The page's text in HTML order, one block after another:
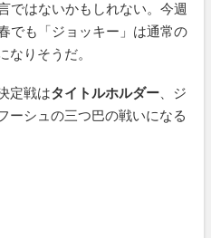
ではないかもしれない。今週
でも「ジョッキー」は通常の
なりそうだ。
定戦はタイトルホルダー 、ジ
ーシュの三つ巴の戦いになる